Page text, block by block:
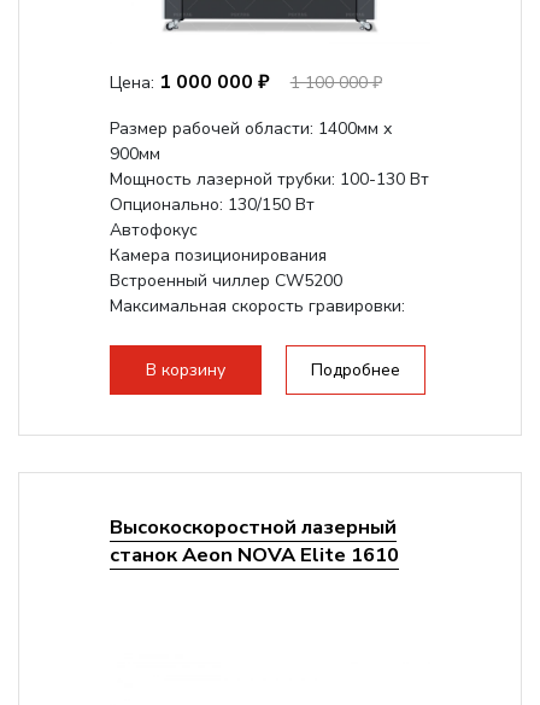
Цена: 1 000 000 ₽
1 100 000 ₽
Размер рабочей области: 1400мм х
900мм
Мощность лазерной трубки: 100-130 Вт
Опционально: 130/150 Вт
Автофокус
Камера позиционирования
Встроенный чиллер CW5200
Максимальная скорость гравировки:
140мм,...
В корзину Подробнее
Высокоскоростной лазерный
станок Aeon NOVA Elite 1610